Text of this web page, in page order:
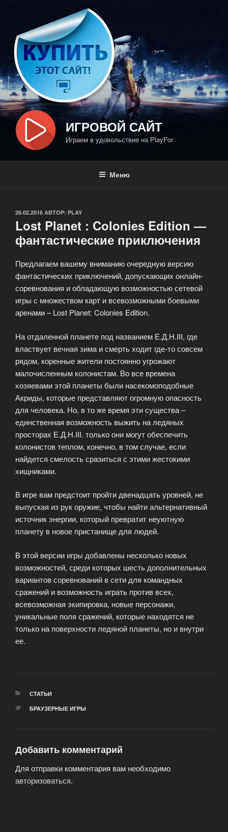
содержимому
ИГРОВОЙ САЙТ
Играем в удовольствие на PlayFor
Меню
ОПУБЛИКОВАНО
26.02.2016 АВТОР: PLAY
Lost Planet : Colonies Edition —
фантастические приключения
Предлагаем вашему вниманию очередную версию
фантастических приключений, допускающих онлайн-
соревнования и обладающую возможностью сетевой
игры с множеством карт и всевозможными боевыми
аренами – Lost Planet: Colonies Edition.
На отдаленной планете под названием Е.Д.Н.III, где
властвует вечная зима и смерть ходит где-то совсем
рядом, коренные жители постоянно угрожают
малочисленным колонистам. Во все времена
хозяевами этой планеты были насекомоподобные
Акриды, которые представляют огромную опасность
для человека. Но, в то же время эти существа –
единственная возможность выжить на ледяных
просторах Е.Д.Н.III. только они могут обеспечить
колонистов теплом, конечно, в том случае, если
найдется смелость сразиться с этими жестокими
хищниками.
В игре вам предстоит пройти двенадцать уровней, не
выпуская из рук оружие, чтобы найти альтернативный
источник энергии, который превратит неуютную
планету в новое пристанище для людей.
В этой версии игры добавлены несколько новых
возможностей, среди которых шесть дополнительных
вариантов соревнований в сети для командных
сражений и возможность играть против всех,
всевозможная экипировка, новые персонажи,
уникальные поля сражений, которые находятся не
только на поверхности ледяной планеты, но и внутри
ее.
РУБРИКИ
СТАТЬИ
МЕТКИ
БРАУЗЕРНЫЕ ИГРЫ
Добавить комментарий
Для отправки комментария вам необходимо
авторизоваться.